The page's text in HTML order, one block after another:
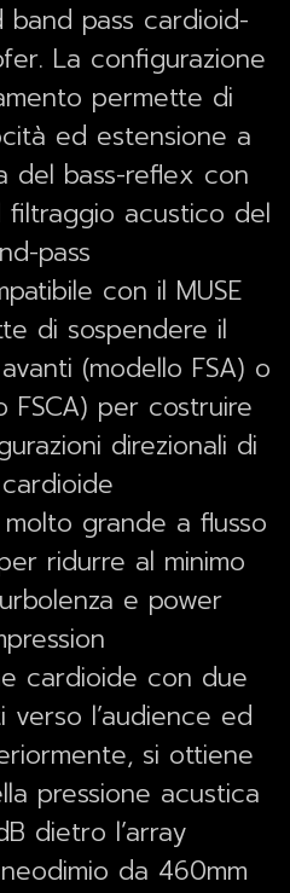
band pass cardioid-
La configurazione
permette di
ed estensione a
del bass-reflex con
filtraggio acustico del
pass
con il MUSE
di sospendere il
(modello FSA) o
FSCA) per costruire
direzionali di
grande a flusso
ridurre al minimo
e power
cardioide con due
l’audience ed
si ottiene
pressione acustica
dietro l’array
da 460mm